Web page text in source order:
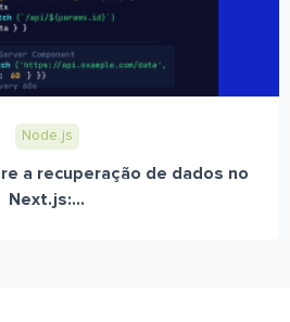
Node.js
a recuperação de dados no
Next.js:...